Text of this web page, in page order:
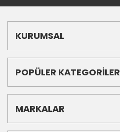
KURUMSAL
POPÜLER KATEGORİLER
MARKALAR